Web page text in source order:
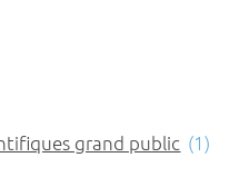
grand public (1)